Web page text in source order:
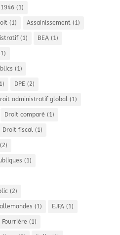
(1)
(1) Assainissement(1)
(1) BEA(1)
(1)
DPE (2)
administratif global(1)
Droit comparé (1)
Droit fiscal(1)
(2)
(1)
(2)
(1) EJFA(1)
Fourrière (1)